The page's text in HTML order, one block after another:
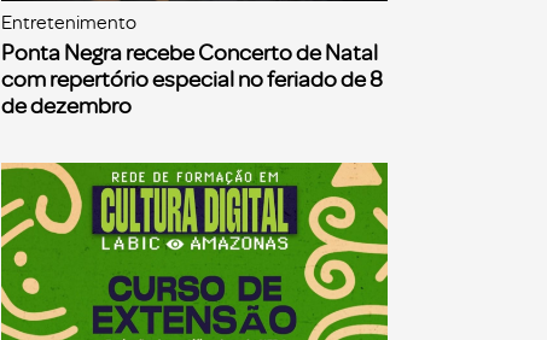
Entretenimento
Ponta Negra recebe Concerto de Natal
com repertório especial no feriado de 8
de dezembro